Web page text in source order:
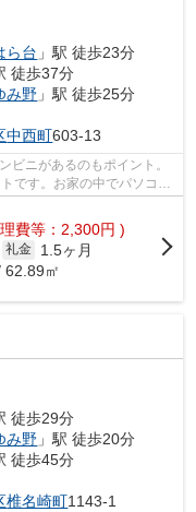
ら台 」駅 徒歩23分
徒歩37分
み野 」駅 徒歩25分
中西町603-13
ビニがあるのもポイント。
です。お家の中でパソコン
費等：2,300円 )
礼金
1.5ヶ月
62.89㎡
徒歩29分
み野 」駅 徒歩20分
徒歩45分
椎名崎町1143-1